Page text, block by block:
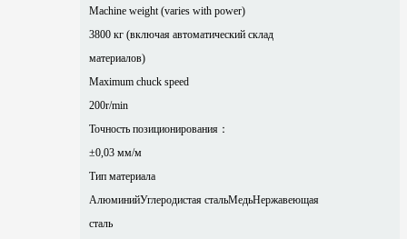
Machine weight (varies with power)
3800 кг (включая автоматический склад
материалов)
Maximum chuck speed
200r/min
Точность позиционирования：
±0,03 мм/м
Тип материала
АлюминийУглеродистая стальМедьНержавеющая
сталь